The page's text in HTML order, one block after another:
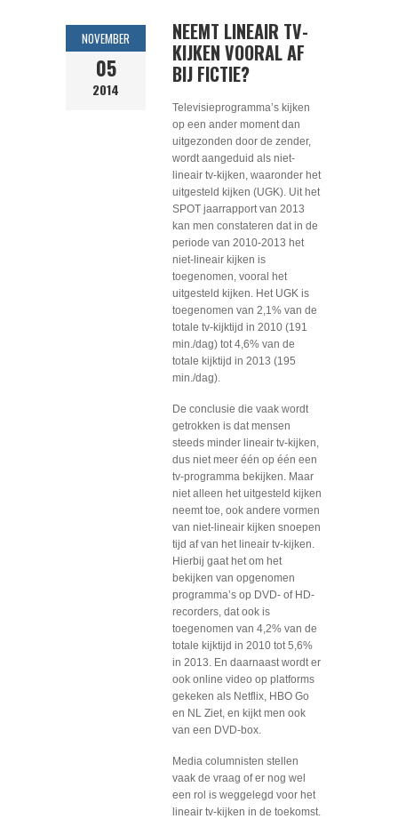
NOVEMBER
05
2014
NEEMT LINEAIR TV-
KIJKEN VOORAL AF
BIJ FICTIE?
Televisieprogramma’s kijken
op een ander moment dan
uitgezonden door de zender,
wordt aangeduid als niet-
lineair tv-kijken, waaronder het
uitgesteld kijken (UGK). Uit het
SPOT jaarrapport van 2013
kan men constateren dat in de
periode van 2010-2013 het
niet-lineair kijken is
toegenomen, vooral het
uitgesteld kijken. Het UGK is
toegenomen van 2,1% van de
totale tv-kijktijd in 2010 (191
min./dag) tot 4,6% van de
totale kijktijd in 2013 (195
min./dag).
De conclusie die vaak wordt
getrokken is dat mensen
steeds minder lineair tv-kijken,
dus niet meer één op één een
tv-programma bekijken. Maar
niet alleen het uitgesteld kijken
neemt toe, ook andere vormen
van niet-lineair kijken snoepen
tijd af van het lineair tv-kijken.
Hierbij gaat het om het
bekijken van opgenomen
programma’s op DVD- of HD-
recorders, dat ook is
toegenomen van 4,2% van de
totale kijktijd in 2010 tot 5,6%
in 2013. En daarnaast wordt er
ook online video op platforms
gekeken als Netflix, HBO Go
en NL Ziet, en kijkt men ook
van een DVD-box.
Media columnisten stellen
vaak de vraag of er nog wel
een rol is weggelegd voor het
lineair tv-kijken in de toekomst.